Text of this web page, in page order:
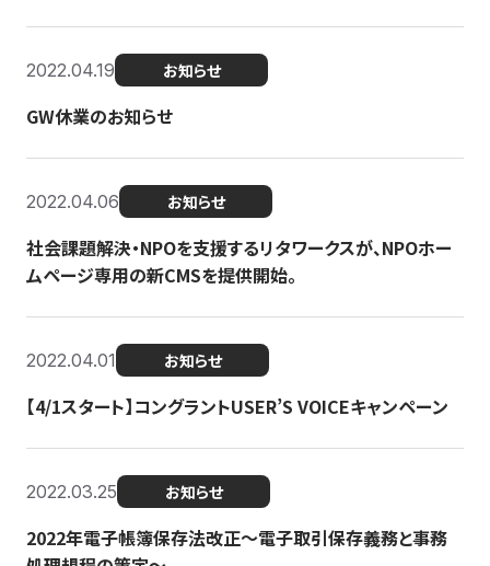
2022.04.19 お知らせ
GW休業のお知らせ
2022.04.06 お知らせ
社会課題解決・NPOを支援するリタワークスが、NPOホー
ムページ専用の新CMSを提供開始。
2022.04.01 お知らせ
【4/1スタート】コングラントUSER’S VOICEキャンペーン
2022.03.25 お知らせ
2022年電子帳簿保存法改正～電子取引保存義務と事務